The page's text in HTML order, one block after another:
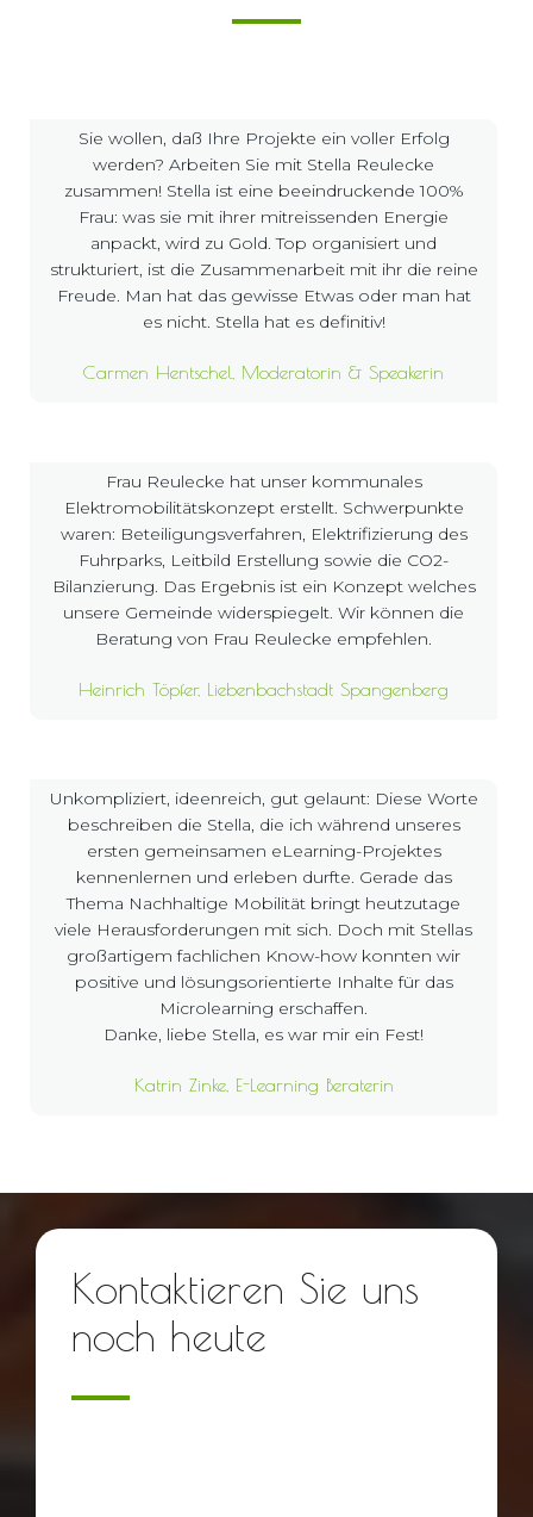
Sie wollen, daß Ihre Projekte ein voller Erfolg
werden? Arbeiten Sie mit Stella Reulecke
zusammen! Stella ist eine beeindruckende 100%
Frau: was sie mit ihrer mitreissenden Energie
anpackt, wird zu Gold. Top organisiert und
strukturiert, ist die Zusammenarbeit mit ihr die reine
Freude. Man hat das gewisse Etwas oder man hat
es nicht. Stella hat es definitiv!
Carmen Hentschel, Moderatorin & Speakerin
Frau Reulecke hat unser kommunales
Elektromobilitätskonzept erstellt. Schwerpunkte
waren: Beteiligungsverfahren, Elektrifizierung des
Fuhrparks, Leitbild Erstellung sowie die CO2-
Bilanzierung. Das Ergebnis ist ein Konzept welches
unsere Gemeinde widerspiegelt. Wir können die
Beratung von Frau Reulecke empfehlen.
Heinrich Töpfer, Liebenbachstadt Spangenberg
Unkompliziert, ideenreich, gut gelaunt: Diese Worte
beschreiben die Stella, die ich während unseres
ersten gemeinsamen eLearning-Projektes
kennenlernen und erleben durfte. Gerade das
Thema Nachhaltige Mobilität bringt heutzutage
viele Herausforderungen mit sich. Doch mit Stellas
großartigem fachlichen Know-how konnten wir
positive und lösungsorientierte Inhalte für das
Microlearning erschaffen.
Danke, liebe Stella, es war mir ein Fest!
Katrin Zinke, E-Learning Beraterin
Kontaktieren Sie uns
noch heute